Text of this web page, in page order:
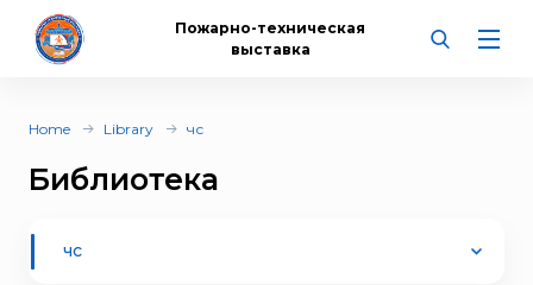
Пожарно-техническая
выставка
Home Library чс
Библиотека
чс